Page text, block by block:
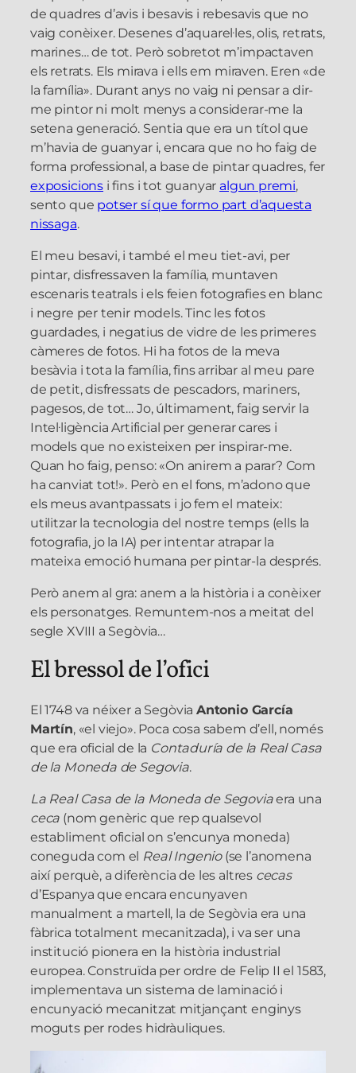
de quadres d’avis i besavis i rebesavis que no
vaig conèixer. Desenes d’aquarel·les, olis, retrats,
marines… de tot. Però sobretot m’impactaven
els retrats. Els mirava i ells em miraven. Eren «de
la família». Durant anys no vaig ni pensar a dir-
me pintor ni molt menys a considerar-me la
setena generació. Sentia que era un títol que
m’havia de guanyar i, encara que no ho faig de
forma professional, a base de pintar quadres, fer
exposicions i fins i tot guanyar algun premi,
sento que potser sí que formo part d’aquesta
nissaga.
El meu besavi, i també el meu tiet-avi, per
pintar, disfressaven la família, muntaven
escenaris teatrals i els feien fotografies en blanc
i negre per tenir models. Tinc les fotos
guardades, i negatius de vidre de les primeres
càmeres de fotos. Hi ha fotos de la meva
besàvia i tota la família, fins arribar al meu pare
de petit, disfressats de pescadors, mariners,
pagesos, de tot… Jo, últimament, faig servir la
Intel·ligència Artificial per generar cares i
models que no existeixen per inspirar-me.
Quan ho faig, penso: «On anirem a parar? Com
ha canviat tot!». Però en el fons, m’adono que
els meus avantpassats i jo fem el mateix:
utilitzar la tecnologia del nostre temps (ells la
fotografia, jo la IA) per intentar atrapar la
mateixa emoció humana per pintar-la després.
Però anem al gra: anem a la història i a conèixer
els personatges. Remuntem-nos a meitat del
segle XVIII a Segòvia…
El bressol de l’ofici
El 1748 va néixer a Segòvia Antonio García
Martín, «el viejo». Poca cosa sabem d’ell, només
que era oficial de la Contaduría de la Real Casa
de la Moneda de Segovia.
La Real Casa de la Moneda de Segoviaera una
ceca (nom genèric que rep qualsevol
establiment oficial on s’encunya moneda)
coneguda com el Real Ingenio(se l’anomena
així perquè, a diferència de les altres cecas
d’Espanya que encara encunyaven
manualment a martell, la de Segòvia era una
fàbrica totalment mecanitzada), i va ser una
institució pionera en la història industrial
europea. Construïda per ordre de Felip II el 1583,
implementava un sistema de laminació i
encunyació mecanitzat mitjançant enginys
moguts per rodes hidràuliques.